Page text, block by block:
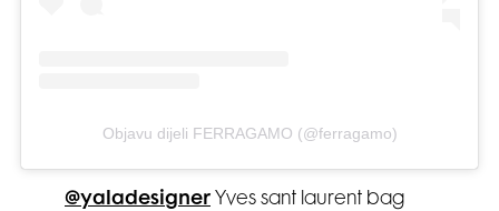
Objavu dijeli FERRAGAMO (@ferragamo)
@yaladesigner Yves sant laurent bag